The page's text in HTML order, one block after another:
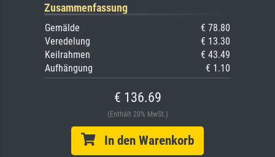
Zusammenfassung
Gemälde
€ 78.80
Veredelung
€ 13.30
Keilrahmen
€ 43.49
Aufhängung
€ 1.10
€ 136.69
(Enthält 20% MwSt.)
In den Warenkorb